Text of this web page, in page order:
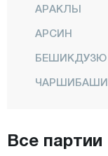
АРАКЛЫ
АРСИН
БЕШИКДУЗЮ
ЧАРШИБАШИ
Все партии